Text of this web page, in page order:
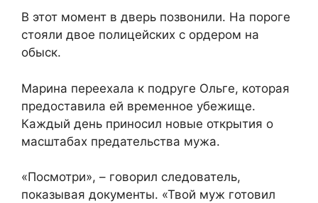
В этот момент в дверь позвонили. На пороге
стояли двое полицейских с ордером на
обыск.
Марина переехала к подруге Ольге, которая
предоставила ей временное убежище.
Каждый день приносил новые открытия о
масштабах предательства мужа.
«Посмотри», – говорил следователь,
показывая документы. «Твой муж готовил